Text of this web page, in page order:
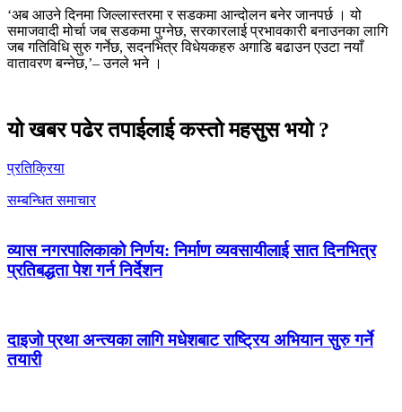
‘अब आउने दिनमा जिल्लास्तरमा र सडकमा आन्दोलन बनेर जानपर्छ । यो
समाजवादी मोर्चा जब सडकमा पुग्नेछ, सरकारलाई प्रभावकारी बनाउनका लागि
जब गतिविधि सुरु गर्नेछ, सदनभित्र विधेयकहरु अगाडि बढाउन एउटा नयाँ
वातावरण बन्नेछ,’– उनले भने ।
यो खबर पढेर तपाईलाई कस्तो महसुस भयो ?
प्रतिक्रिया
सम्बन्धित समाचार
व्यास नगरपालिकाको निर्णय: निर्माण व्यवसायीलाई सात दिनभित्र
प्रतिबद्धता पेश गर्न निर्देशन
दाइजो प्रथा अन्त्यका लागि मधेशबाट राष्ट्रिय अभियान सुरु गर्ने
तयारी